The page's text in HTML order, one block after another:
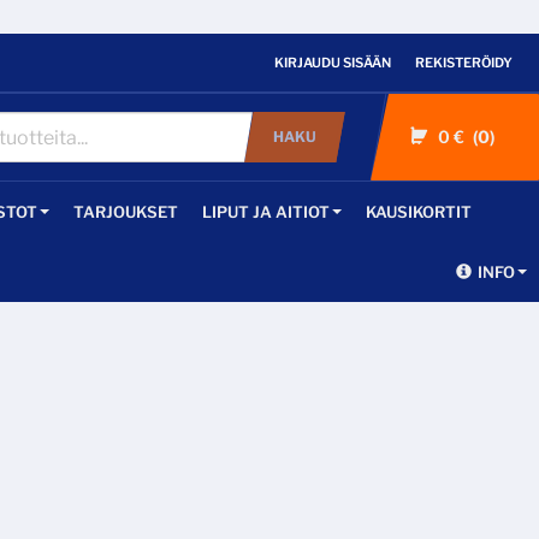
KIRJAUDU SISÄÄN REKISTERÖIDY
HAKU 0 € 0
TARJOUKSET LIPUT JA AITIOT KAUSIKORTIT
INFO